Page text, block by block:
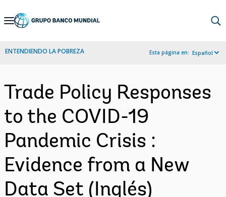
Skip
Navigation
ENTENDIENDO LA POBREZA Esta página en: Español
Trade Policy Responses
to the COVID-19
Pandemic Crisis :
Evidence from a New
Data Set (Inglés)